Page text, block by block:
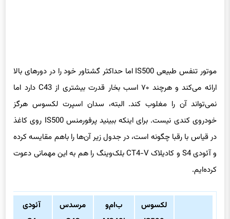
موتور تنفس طبیعی IS500 اما حداکثر گشتاور خود را در دورهای بالا
ارائه می‌کند و هرچند ۷۰ اسب بخار قدرت بیشتری از C43 دارد اما
نمی‌تواند آن را مغلوب کند. البته، سدان اسپرت لکسوس هرگز
خودروی کندی نیست. برای اینکه ببینید پرفورمنس IS500 روی کاغذ
در قیاس با رقبا چگونه است، در جدول زیر آن‌ها را باهم مقایسه کرده
و آئودی S4 و کادیلاک CT4-V بلک‌وینگ را هم به این مهمانی دعوت
کرده‌ایم.
لکسوس
ب‌ام‌و
مرسدس
آئودی